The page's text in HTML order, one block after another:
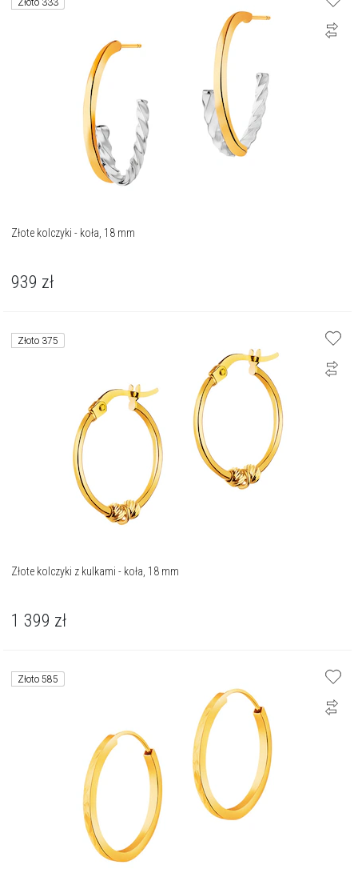
Złoto 333
Złote kolczyki - koła, 18 mm
939 zł
Złoto 375
Złote kolczyki z kulkami - koła, 18 mm
1 399 zł
Złoto 585